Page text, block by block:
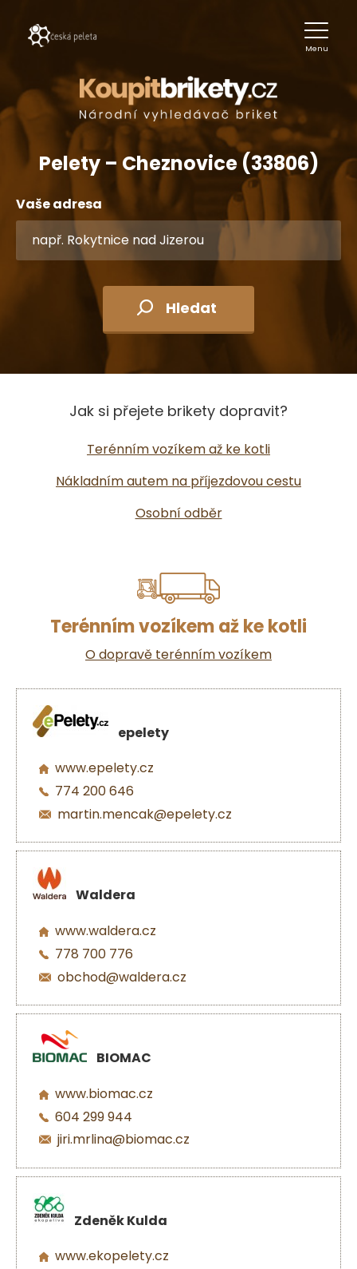
Menu
Pelety – Cheznovice (33806)
Vaše adresa
Hledat
Jak si přejete brikety dopravit?
Terénním vozíkem až ke kotli
Nákladním autem na příjezdovou cestu
Osobní odběr
Terénním vozíkem až ke kotli
O dopravě terénním vozíkem
epelety
www.epelety.cz
774 200 646
martin.mencak@epelety.cz
Waldera
www.waldera.cz
778 700 776
obchod@waldera.cz
BIOMAC
www.biomac.cz
604 299 944
jiri.mrlina@biomac.cz
Zdeněk Kulda
www.ekopelety.cz